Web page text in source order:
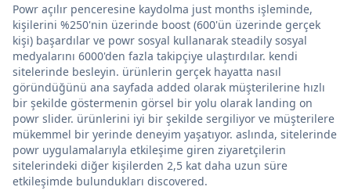
Powr açılır penceresine kaydolma just months işleminde,
kişilerini %250'nin üzerinde boost (600'ün üzerinde gerçek
kişi) başardılar ve powr sosyal kullanarak steadily sosyal
medyalarını 6000'den fazla takipçiye ulaştırdılar. kendi
sitelerinde besleyin. ürünlerin gerçek hayatta nasıl
göründüğünü ana sayfada added olarak müşterilerine hızlı
bir şekilde göstermenin görsel bir yolu olarak landing on
powr slider. ürünlerini iyi bir şekilde sergiliyor ve müşterilere
mükemmel bir yerinde deneyim yaşatıyor. aslında, sitelerinde
powr uygulamalarıyla etkileşime giren ziyaretçilerin
sitelerindeki diğer kişilerden 2,5 kat daha uzun süre
etkileşimde bulundukları discovered.